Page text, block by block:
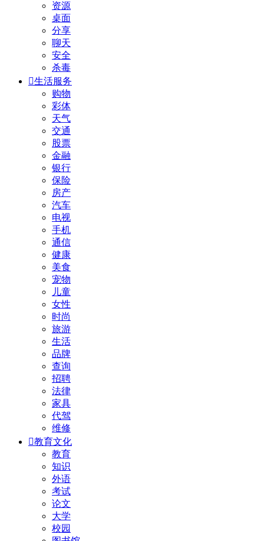
资源
桌面
分享
聊天
安全
杀毒
生活服务
购物
彩体
天气
交通
股票
金融
银行
保险
房产
汽车
电视
手机
通信
健康
美食
宠物
儿童
女性
时尚
旅游
生活
品牌
查询
招聘
法律
家具
代驾
维修
教育文化
教育
知识
外语
考试
论文
大学
校园